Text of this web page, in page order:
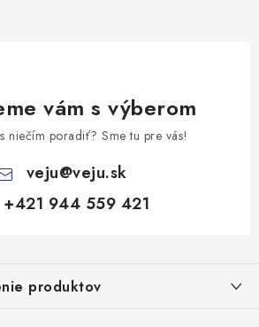
vám s výberom
niečím poradiť? Sme tu pre vás!
veju@veju.sk
+421 944 559 421
produktov